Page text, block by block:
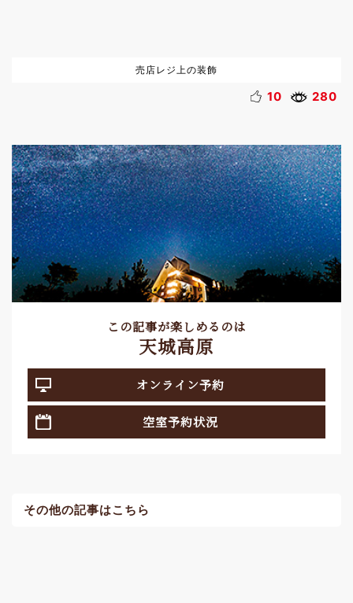
売店レジ上の装飾
10 280
この記事が楽しめるのは
天城高原
オンライン予約
空室予約状況
その他の記事はこちら